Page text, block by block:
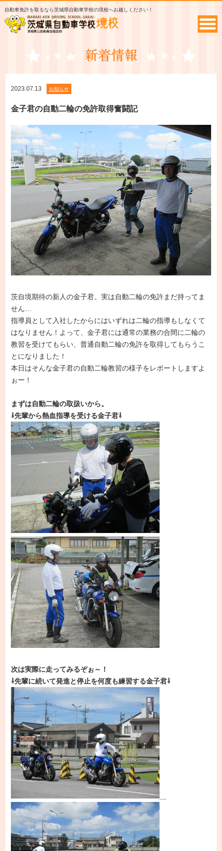
自動車免許を取るなら茨城県自動車学校の境校へお越しください！
2023.07.13 お知らせ
金子君の自動二輪の免許取得奮闘記
茨自境期待の新人の金子君。実は自動二輪の免許まだ持ってま
せん…
指導員として入社したからにはいずれは二輪の指導もしなくて
はなりません！よって、金子君には通常の業務の合間に二輪の
教習を受けてもらい、普通自動二輪の免許を取得してもらうこ
とになりました！
本日はそんな金子君の自動二輪教習の様子をレポートしますよ
ぉー！
まずは自動二輪の取扱いから。
⇩先輩から熱血指導を受ける金子君⇩
次は実際に走ってみるぞぉ～！
⇩先輩に続いて発進と停止を何度も練習する金子君⇩